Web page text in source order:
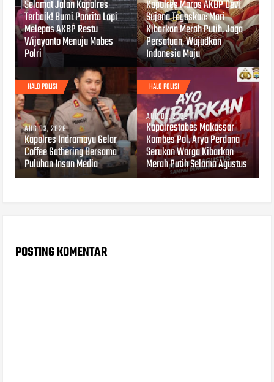
Selamat Jalan Kapolres
Terbaik! Bumi Panrita Lopi
Melepas AKBP Restu
Wijayanto Menuju Mabes
Polri
Kapolres Maros AKBP Devi
Sujana Tegaskan: Mari
Kibarkan Merah Putih, Jaga
Persatuan, Wujudkan
Indonesia Maju
HALO POLISI
AUG 03, 2026
Kapolres Indramayu Gelar
Coffee Gathering Bersama
Puluhan Insan Media
HALO POLISI
AUG 02, 2026
Kapolrestabes Makassar
Kombes Pol. Arya Perdana
Serukan Warga Kibarkan
Merah Putih Selama Agustus
POSTING KOMENTAR